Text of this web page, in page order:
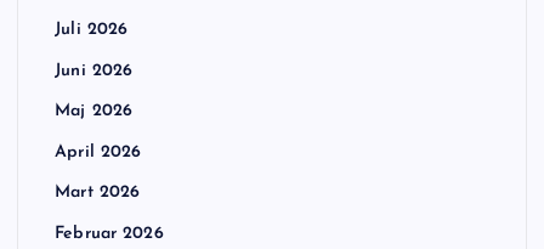
Juli 2026
Juni 2026
Maj 2026
April 2026
Mart 2026
Februar 2026